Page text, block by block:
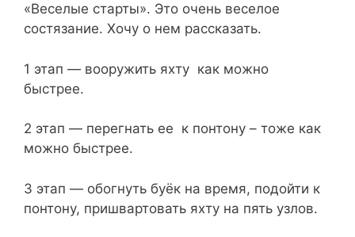
«Веселые старты». Это очень веселое
состязание. Хочу о нем рассказать.
1 этап — вооружить яхту как можно
быстрее.
2 этап — перегнать ее к понтону – тоже как
можно быстрее.
3 этап — обогнуть буёк на время, подойти к
понтону, пришвартовать яхту на пять узлов.